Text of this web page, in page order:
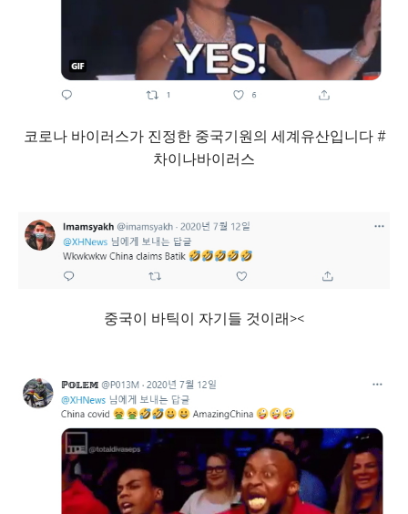
코로나 바이러스가 진정한 중국기원의 세계유산입니다 #
차이나바이러스
중국이 바틱이 자기들 것이래><